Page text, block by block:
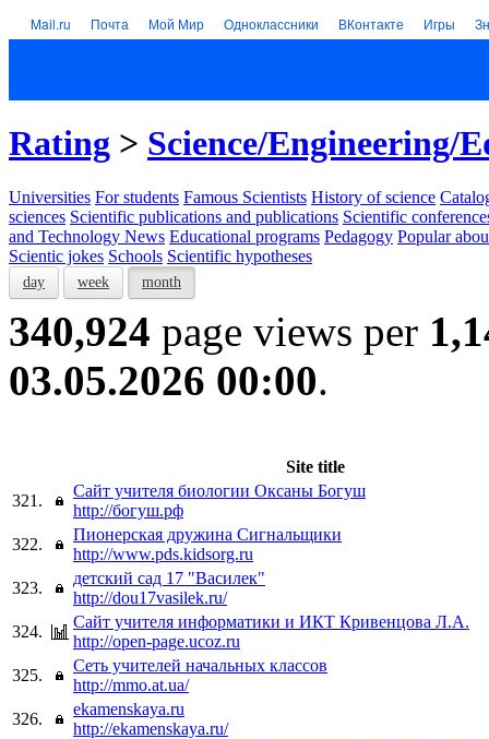
Mail.ru Почта Мой Мир Одноклассники ВКонтакте Игры
Rating > Science/Engineering/
Universities For students Famous Scientists History of science
sciences Scientific publications and publications Scientific
and Technology News Educational programs Pedagogy Popular
Scientic jokes Schools Scientific hypotheses
day week month
340,924 page views per
03.05.2026 00:00.
Site title
321.
Сайт учителя биологии Оксаны Богуш
http://богуш.рф
322.
Пионерская дружина Сигнальщики
http://www.pds.kidsorg.ru
323.
детский сад 17 "Василек"
http://dou17vasilek.ru/
324.
Сайт учителя информатики и ИКТ Кривенцова Л.А.
http://open-page.ucoz.ru
325.
Сеть учителей начальных классов
http://mmo.at.ua/
326.
ekamenskaya.ru
http://ekamenskaya.ru/